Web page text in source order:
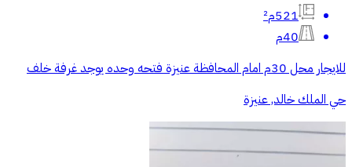
521م²
40م
للايجار محل 30م امام المحافظة عنيزة فتحه وحده يوجد غرفة خلف
حي الملك خالد, عنيزة